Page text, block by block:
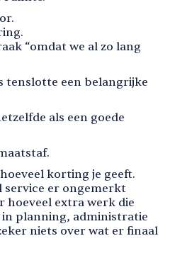
“omdat we al zo lang
tenslotte een belangrijke
als een goede
korting je geeft.
service er ongemerkt
hoeveel extra werk die
planning, administratie
niets over wat er finaal